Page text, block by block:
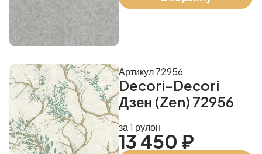
Decori-Decori
Дзен (Zen) 72956
Артикул 72956
за 1 рулон
13 450 ₽